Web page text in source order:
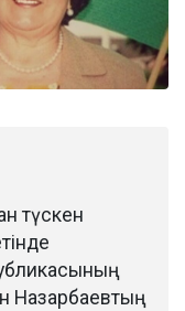
түскен
Назарбаевтың